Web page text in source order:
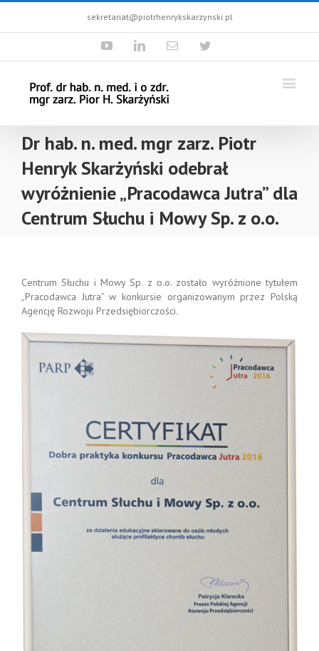
sekretariat@piotrhenrykskarzynski.pl
YoutubeLinkedinEmail Twitter
Dr hab. n. med. mgr zarz. Piotr
Henryk Skarżyński odebrał
wyróżnienie „Pracodawca Jutra” dla
Centrum Słuchu i Mowy Sp. z o.o.
Centrum Słuchu i Mowy Sp. z o.o. zostało wyróżnione tytułem
„Pracodawca Jutra” w konkursie organizowanym przez Polską
Agencję Rozwoju Przedsiębiorczości.